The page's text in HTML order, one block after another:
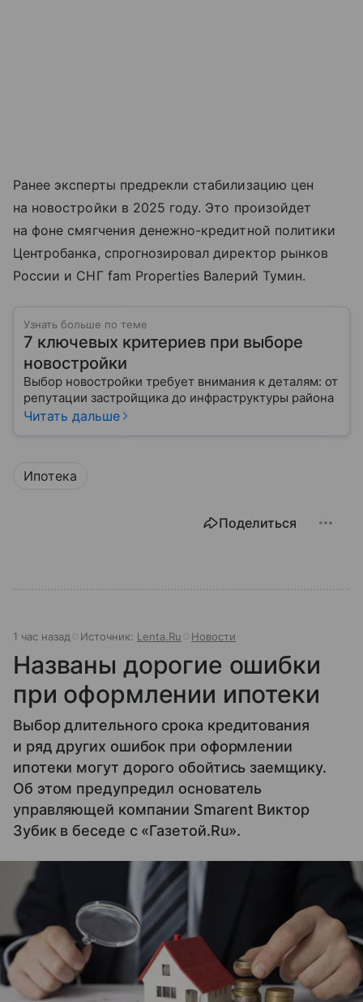
Ранее эксперты предрекли стабилизацию цен
на новостройки в 2025 году. Это произойдет
на фоне смягчения денежно-кредитной политики
Центробанка, спрогнозировал директор рынков
России и СНГ fam Properties Валерий Тумин.
Узнать больше по теме
7 ключевых критериев при выборе
новостройки
Выбор новостройки требует внимания к деталям: от
репутации застройщика до инфраструктуры района
Читать дальше
Ипотека
Поделиться
1 час назад Источник: Lenta.Ru Новости
Названы дорогие ошибки
при оформлении ипотеки
Выбор длительного срока кредитования
и ряд других ошибок при оформлении
ипотеки могут дорого обойтись заемщику.
Об этом предупредил основатель
управляющей компании Smarent Виктор
Зубик в беседе с «Газетой.Ru».